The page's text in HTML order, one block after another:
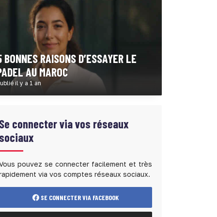
BONNES RAISONS D’ESSAYER LE
AU MAROC
il y a 1 an
connecter via vos réseaux
pouvez se connecter facilement et très
via vos comptes réseaux sociaux.
SE CONNECTER VIA FACEBOOK